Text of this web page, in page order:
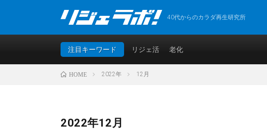
40代からのカラダ再生研究所
注目キーワード リジェ活 老化
HOME 2022年 12月
2022年12月